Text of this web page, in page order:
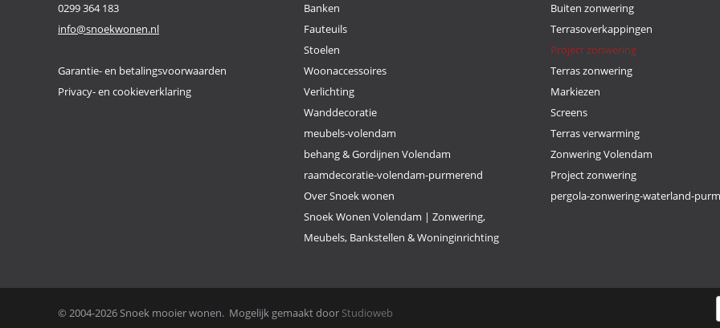
0299 364 183
info@snoekwonen.nl
Garantie- en betalingsvoorwaarden
Privacy- en cookieverklaring
Banken
Fauteuils
Stoelen
Woonaccessoires
Verlichting
Wanddecoratie
meubels-volendam
behang & Gordijnen Volendam
raamdecoratie-volendam-purmerend
Over Snoek wonen
Snoek Wonen Volendam | Zonwering,
Meubels, Bankstellen & Woninginrichting
Buiten zonwering
Terrasoverkappingen
Project zonwering
Terras zonwering
Markiezen
Screens
Terras verwarming
Zonwering Volendam
Project zonwering
pergola-zonwering-waterland-
© 2004-2026 Snoek mooier wonen. Mogelijk gemaakt door Studioweb